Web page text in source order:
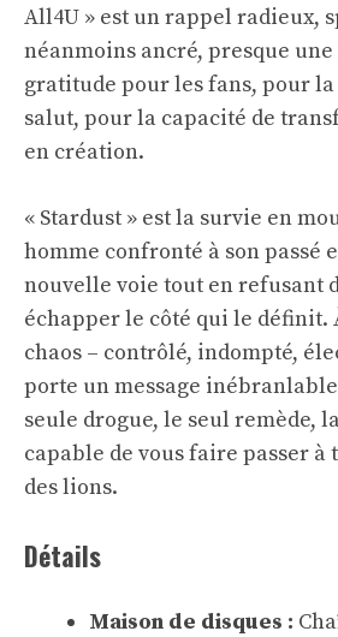
All4U » est un rappel radieux,
néanmoins ancré, presque
gratitude pour les fans, pour
salut, pour la capacité de
en création.
« Stardust » est la survie en
homme confronté à son passé
nouvelle voie tout en refusant
échapper le côté qui le définit.
chaos – contrôlé, indompté,
porte un message
seule drogue, le seul remède,
capable de vous faire passer à
des lions.
Détails
Maison de disques :